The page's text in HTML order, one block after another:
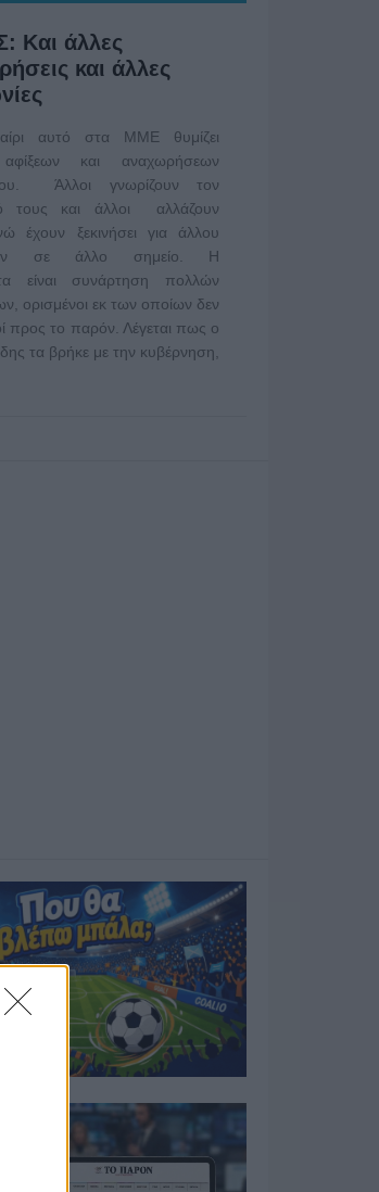
Και άλλες
και άλλες
αυτό στα ΜΜΕ θυμίζει
και αναχωρήσεων
Άλλοι γνωρίζουν τον
τους και άλλοι αλλάζουν
έχουν ξεκινήσει για άλλου
σε άλλο σημείο. Η
είναι συνάρτηση πολλών
ορισμένοι εκ των οποίων δεν
προς το παρόν. Λέγεται πως ο
τα βρήκε με την κυβέρνηση,